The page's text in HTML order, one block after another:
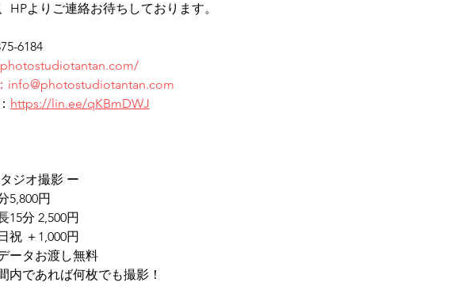
HPよりご連絡お待ちしております。
6184
info@photostudiotantan.com
https://lin.ee/qKBmDWJ
ジオ撮影 ー
5,800円
15分 2,500円
祝 ＋1,000円
ータお渡し無料
内であれば何枚でも撮影！